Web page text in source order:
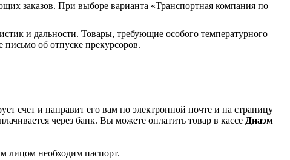
заказов. При выборе варианта «Транспортная компания по
и дальности. Товары, требующие особого температурного
об отпуске прекурсоров.
счет и направит его вам по электронной почте и на страницу
через банк. Вы можете оплатить товар в кассе Диаэм
лицом необходим паспорт.